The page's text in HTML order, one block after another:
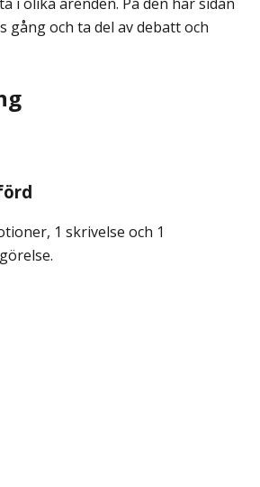
gång och ta del av debatt och
1 skrivelse och 1